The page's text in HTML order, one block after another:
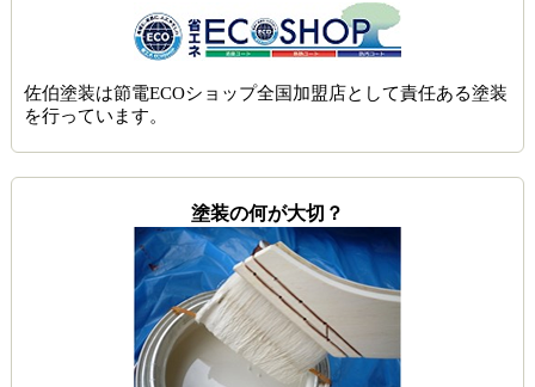
佐伯塗装は節電ECOショップ全国加盟店として責任ある塗装
を行っています。
塗装の何が大切？